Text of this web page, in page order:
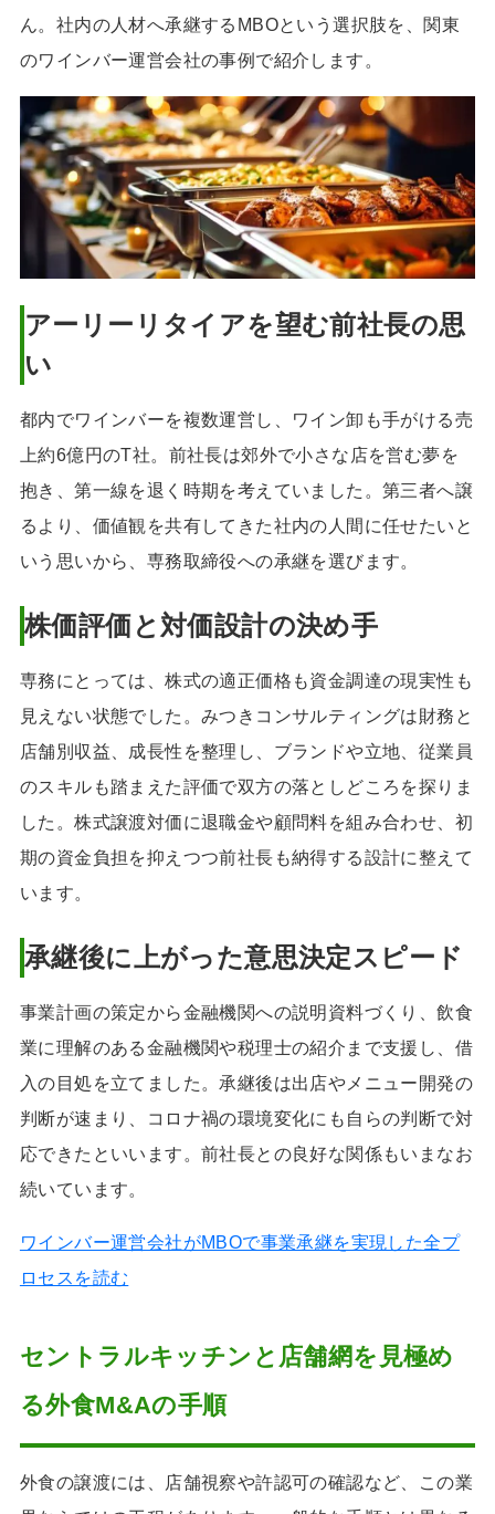
ん。社内の人材へ承継するMBOという選択肢を、関東
のワインバー運営会社の事例で紹介します。
アーリーリタイアを望む前社長の思
い
都内でワインバーを複数運営し、ワイン卸も手がける売
上約6億円のT社。前社長は郊外で小さな店を営む夢を
抱き、第一線を退く時期を考えていました。第三者へ譲
るより、価値観を共有してきた社内の人間に任せたいと
いう思いから、専務取締役への承継を選びます。
株価評価と対価設計の決め手
専務にとっては、株式の適正価格も資金調達の現実性も
見えない状態でした。みつきコンサルティングは財務と
店舗別収益、成長性を整理し、ブランドや立地、従業員
のスキルも踏まえた評価で双方の落としどころを探りま
した。株式譲渡対価に退職金や顧問料を組み合わせ、初
期の資金負担を抑えつつ前社長も納得する設計に整えて
います。
承継後に上がった意思決定スピード
事業計画の策定から金融機関への説明資料づくり、飲食
業に理解のある金融機関や税理士の紹介まで支援し、借
入の目処を立てました。承継後は出店やメニュー開発の
判断が速まり、コロナ禍の環境変化にも自らの判断で対
応できたといいます。前社長との良好な関係もいまなお
続いています。
ワインバー運営会社がMBOで事業承継を実現した全プ
ロセスを読む
セントラルキッチンと店舗網を見極め
る外食M&Aの手順
外食の譲渡には、店舗視察や許認可の確認など、この業